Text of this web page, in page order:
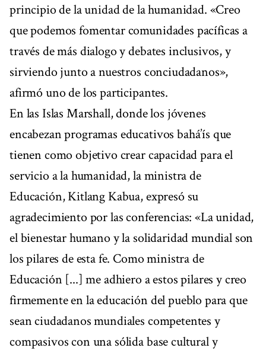
principio de la unidad de la humanidad. «Creo
que podemos fomentar comunidades pacíficas a
través de más dialogo y debates inclusivos, y
sirviendo junto a nuestros conciudadanos»,
afirmó uno de los participantes.
En las Islas Marshall, donde los jóvenes
encabezan programas educativos bahá’ís que
tienen como objetivo crear capacidad para el
servicio a la humanidad, la ministra de
Educación, Kitlang Kabua, expresó su
agradecimiento por las conferencias: «La unidad,
el bienestar humano y la solidaridad mundial son
los pilares de esta fe. Como ministra de
Educación [...] me adhiero a estos pilares y creo
firmemente en la educación del pueblo para que
sean ciudadanos mundiales competentes y
compasivos con una sólida base cultural y